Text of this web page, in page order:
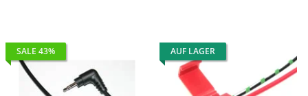
SALE 43% AUF LAGER